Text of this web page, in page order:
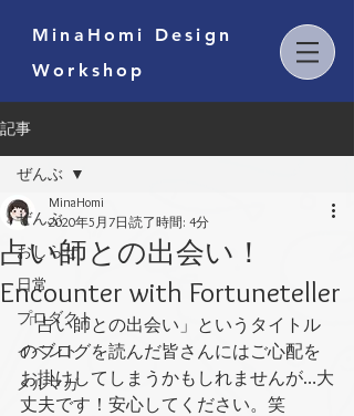
MinaHomi Design
Workshop
記事
ぜんぶ
おしらせ
日常
プロダクト
イベント
メルマガ
ぜんぶ
占い師との出会い！
Encounter with Fortuneteller
MinaHomi
2020年5月7日 読了時間: 4分
「占い師との出会い」というタイトル
のブログを読んだ皆さんにはご心配を
お掛けしてしまうかもしれませんが…大
丈夫です！安心してください。笑